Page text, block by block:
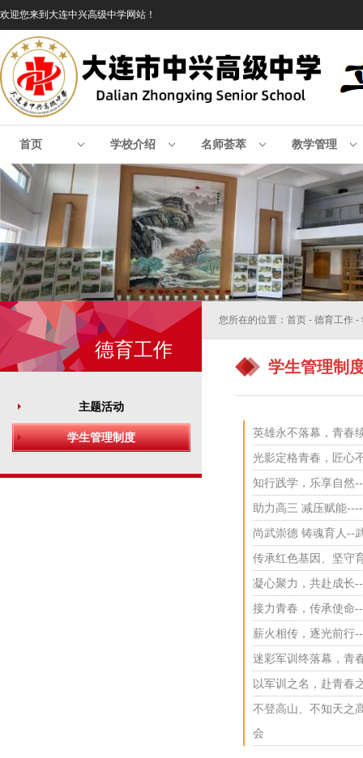
欢迎您来到大连中兴高级中学网站！
首页 学校介绍 名师荟萃 教学管理
您所在的位置：首页 - 德育工作 -
学生管理制
英雄永不落幕，青春
光影定格青春，匠心
知行践学，乐享自然
助力高三 减压赋能
尚武崇德 铸魂育人--
传承红色基因、坚守
凝心聚力，共赴成长
接力青春，传承使命
薪火相传，逐光前行
迷彩军训终落幕，青
以军训之名，赴青春
不登高山、不知天之
会
德育工作
主题活动
学生管理制度